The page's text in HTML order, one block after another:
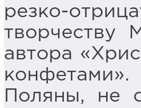
резко-
творчеству
автора
Поляны, не